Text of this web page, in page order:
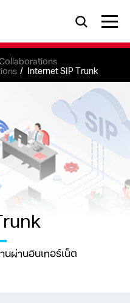
Internet SIP Trunk
นผ่านอินเทอร์เน็ต